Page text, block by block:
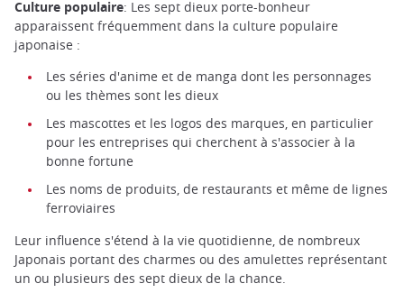
Culture populaire: Les sept dieux porte-bonheur
apparaissent fréquemment dans la culture populaire
japonaise :
Les séries d'anime et de manga dont les personnages
ou les thèmes sont les dieux
Les mascottes et les logos des marques, en particulier
pour les entreprises qui cherchent à s'associer à la
bonne fortune
Les noms de produits, de restaurants et même de lignes
ferroviaires
Leur influence s'étend à la vie quotidienne, de nombreux
Japonais portant des charmes ou des amulettes représentant
un ou plusieurs des sept dieux de la chance.